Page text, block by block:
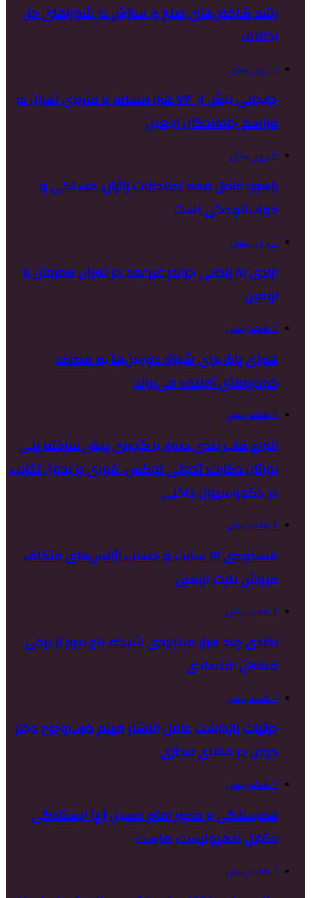
رشد شاخص‌های صلح و سازش در شوراهای حل
اختلاف
5 روز پیش
جابجایی بیش از ۷۱۶ هزار مسافر با متروی تهران در
مراسم جاماندگان اربعین
6 روز پیش
راهور: عامل همه تصادفات زائران، خستگی و
خواب‌آلودگی است
7 روز پیش
آزادی ۸۱ زندانی جرایم غیرعمد در تهران همزمان با
اربعین
1 هفته پیش
هوای پاک برای شیراز؛ دوربین‌ها به مصاف
خودروهای آلاینده می‌روند
1 هفته پیش
انواع قاب بندی دیوار با گچبری پیش ساخته پلی
یورتان دکارت؛ تحولی لوکس، فوری و بدون تخریب
در دکوراسیون داخلی
1 هفته پیش
مسدودی ۳ سایت و حساب آژانس‌های متخلف
فروش بلیت اربعین
1 هفته پیش
اخاذی چند هزار میلیاردی شبکه باج نیوز از برخی
فعالان اقتصادی
2 هفته پیش
جزئیات بازداشت عامل انتشار فیلم ضرب‌وجرح دختر
جوان در فضای مجازی
2 هفته پیش
همبستگی بر محور امام حسین (ع) ایستادگی
مقابل صهیونیست هاست
2 هفته پیش